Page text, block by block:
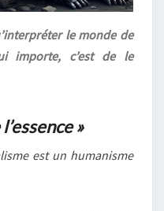
le monde de
importe, c’est de le
»
est un humanisme